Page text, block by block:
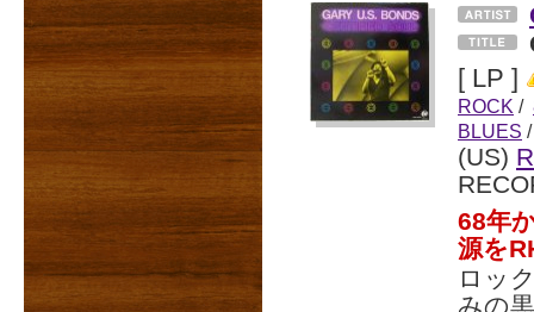
[ LP ]
ROCK /
BLUES /
(US)
68年
源を
ロッ
みの